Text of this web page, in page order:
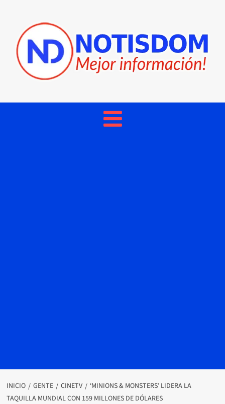
INICIO GENTE CINETV
‘MINIONS & MONSTERS’ LIDERA LA
TAQUILLA MUNDIAL CON 159 MILLONES DE DÓLARES